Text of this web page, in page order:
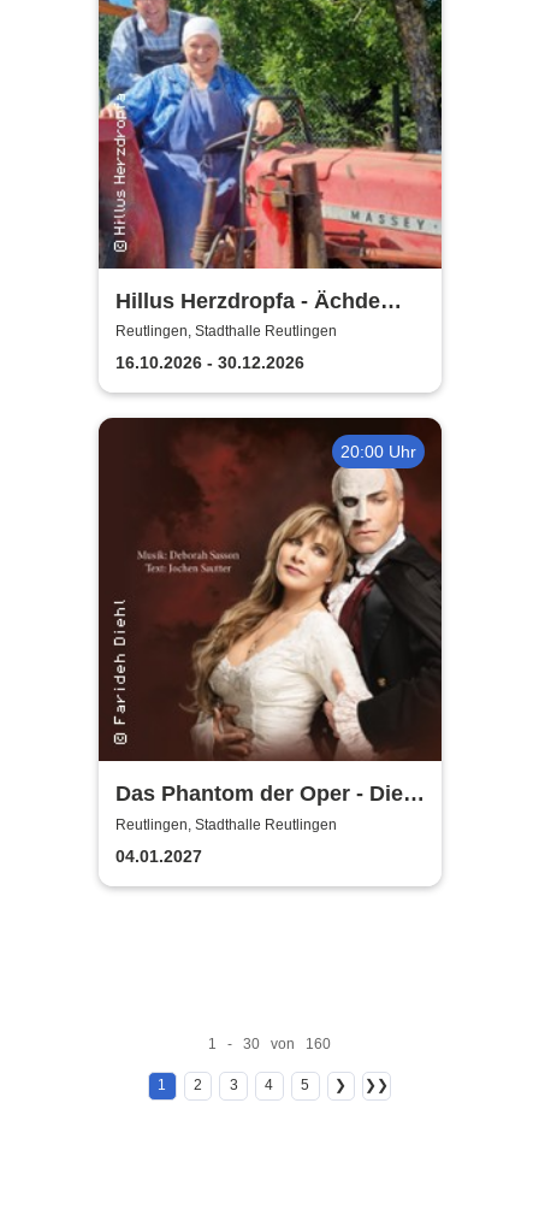
Hillus Herzdropfa - Ächde
Älbler
Reutlingen, Stadthalle Reutlingen
16.10.2026 - 30.12.2026
20:00 Uhr
Das Phantom der Oper - Die
Originalproduktion von
Sasson/Sautter
Reutlingen, Stadthalle Reutlingen
04.01.2027
1 - 30 von 160
1 2 3 4 5 ❯ ❯❯